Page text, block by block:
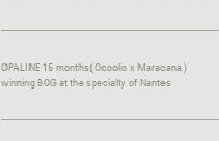
OPALINE 15 months( Ocoolio x Maracana )
winning BOG at the specialty of Nantes